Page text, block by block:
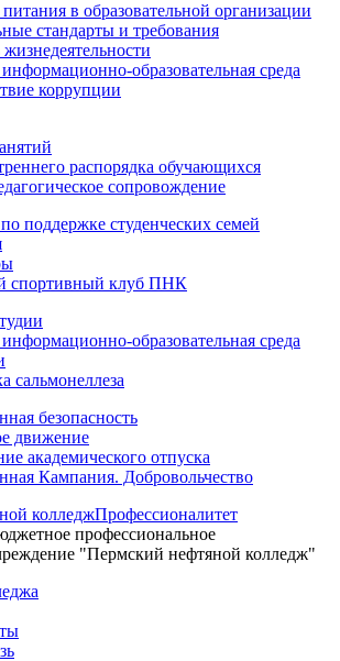
в образовательной организации
стандарты и требования
жизнедеятельности
образовательная среда
коррупции
распорядка обучающихся
сопровождение
поддержке студенческих семей
спортивный клуб ПНК
образовательная среда
сальмонеллеза
безопасность
движение
академического отпуска
Кампания. Добровольчество
Профессионалитет
профессиональное
"Пермский нефтяной колледж"